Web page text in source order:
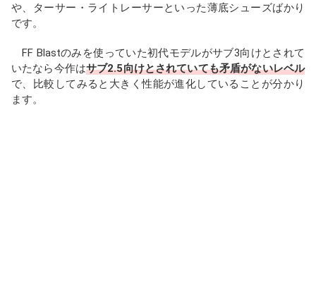
や、ターサー・ライトレーサーといった薄底シューズばかり
です。
FF Blastのみを使っていた初代モデルがサブ3向けとされて
いたなら今作はサブ2.5向けとされていても矛盾がないレベル
で、比較してみると大きく性能が進化していることが分かり
ます。